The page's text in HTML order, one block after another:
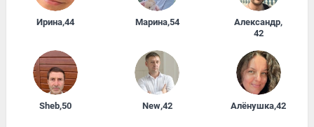
Ирина,44 Марина,54 Александр,
42
Sheb,50 New,42 Алёнушка,42